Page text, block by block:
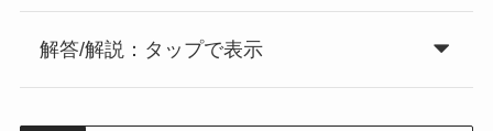
解答/解説：タップで表示